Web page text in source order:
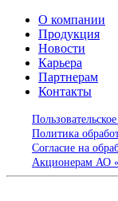
О компании
Продукция
Новости
Карьера
Партнерам
Контакты
Политика
Согласие на
Акционерам АО